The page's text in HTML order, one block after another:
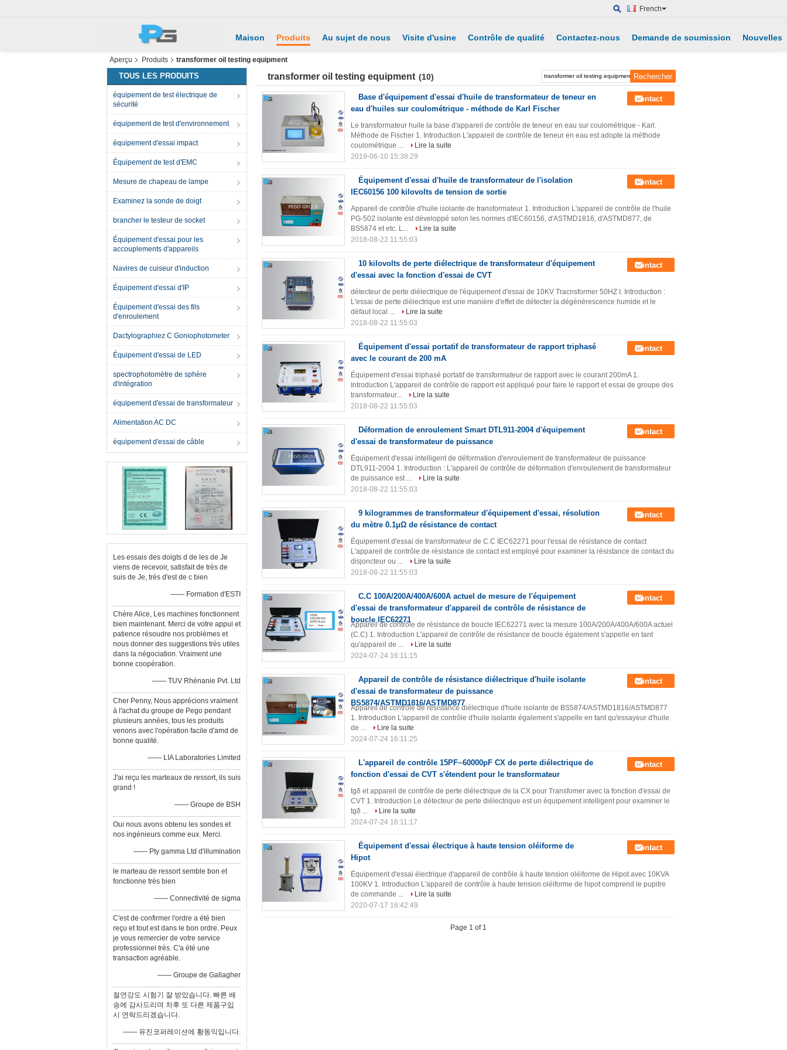
French
Maison Produits Au sujet de nous Visite d'usine Contrôle de qualité Contactez-nous Demande de soumission Nouvelles
Aperçu Produits transformer oil testing equipment
TOUS LES PRODUITS
équipement de test électrique de
sécurité
équipement de test d'environnement
équipement d'essai impact
Équipement de test d'EMC
Mesure de chapeau de lampe
Examinez la sonde de doigt
brancher le testeur de socket
Équipement d'essai pour les
accouplements d'appareils
Navires de cuiseur d'induction
Équipement d'essai d'IP
Équipement d'essai des fils
d'enroulement
Dactylographiez C Goniophotometer
Équipement d'essai de LED
spectrophotomètre de sphère
d'intégration
équipement d'essai de transformateur
Alimentation AC DC
équipement d'essai de câble
Les essais des doigts d de les de Je
viens de recevoir, satisfait de très de
suis de Je, très d'est de c bien
—— Formation d'ESTI
Chère Alice, Les machines fonctionnent
bien maintenant. Merci de votre appui et
patience résoudre nos problèmes et
nous donner des suggestions très utiles
dans la négociation. Vraiment une
bonne coopération.
—— TUV Rhénanie Pvt. Ltd
Cher Penny, Nous apprécions vraiment
à l'achat du groupe de Pego pendant
plusieurs années, tous les produits
venons avec l'opération facile d'amd de
bonne qualité.
—— LIA Laboratories Limited
J'ai reçu les marteaux de ressort, ils suis
grand !
—— Groupe de BSH
Oui nous avons obtenu les sondes et
nos ingénieurs comme eux. Merci.
—— Pty gamma Ltd d'illumination
le marteau de ressort semble bon et
fonctionne très bien
—— Connectivité de sigma
C'est de confirmer l'ordre a été bien
reçu et tout est dans le bon ordre. Peux
je vous remercier de votre service
professionnel très. C'a été une
transaction agréable.
—— Groupe de Gallagher
절연강도 시험기 잘 받았습니다. 빠른 배
송에 감사드리며 차후 또 다른 제품구입
시 연락드리겠습니다.
—— 유진코퍼레이션에 황동익입니다.
transformer oil testing equipment (10)
Base d'équipement d'essai d'huile de transformateur de teneur en
eau d'huiles sur coulométrique - méthode de Karl Fischer
Contact
Le transformateur huile la base d'appareil de contrôle de teneur en eau sur coulométrique - Karl.
Méthode de Fischer 1. Introduction L'appareil de contrôle de teneur en eau est adopte la méthode
coulométrique ...
Lire la suite
2019-06-10 15:38:29
Équipement d'essai d'huile de transformateur de l'isolation
IEC60156 100 kilovolts de tension de sortie
Contact
Appareil de contrôle d'huile isolante de transformateur 1. Introduction L'appareil de contrôle de l'huile
PG-502 isolante est développé selon les normes d'IEC60156, d'ASTMD1816, d'ASTMD877, de
BS5874 et etc. L...
Lire la suite
2018-08-22 11:55:03
10 kilovolts de perte diélectrique de transformateur d'équipement
d'essai avec la fonction d'essai de CVT
Contact
détecteur de perte diélectrique de l'équipement d'essai de 10KV Tracnsformer 50HZ I. Introduction :
L'essai de perte diélectrique est une manière d'effet de détecter la dégénérescence humide et le
défaut local ...
Lire la suite
2018-08-22 11:55:03
Équipement d'essai portatif de transformateur de rapport triphasé
avec le courant de 200 mA
Contact
Équipement d'essai triphasé portatif de transformateur de rapport avec le courant 200mA 1.
Introduction L'appareil de contrôle de rapport est appliqué pour faire le rapport et essai de groupe des
transformateur...
Lire la suite
2018-08-22 11:55:03
Déformation de enroulement Smart DTL911-2004 d'équipement
d'essai de transformateur de puissance
Contact
Équipement d'essai intelligent de déformation d'enroulement de transformateur de puissance
DTL911-2004 1. Introduction : L'appareil de contrôle de déformation d'enroulement de transformateur
de puissance est ...
Lire la suite
2018-08-22 11:55:03
9 kilogrammes de transformateur d'équipement d'essai, résolution
du mètre 0.1μΩ de résistance de contact
Contact
Équipement d'essai de transformateur de C.C IEC62271 pour l'essai de résistance de contact
L'appareil de contrôle de résistance de contact est employé pour examiner la résistance de contact du
disjoncteur ou ...
Lire la suite
2018-08-22 11:55:03
C.C 100A/200A/400A/600A actuel de mesure de l'équipement
d'essai de transformateur d'appareil de contrôle de résistance de
boucle IEC62271
Contact
Appareil de contrôle de résistance de boucle IEC62271 avec la mesure 100A/200A/400A/600A actuel
(C.C) 1. Introduction L'appareil de contrôle de résistance de boucle également s'appelle en tant
qu'appareil de ...
Lire la suite
2024-07-24 16:11:15
Appareil de contrôle de résistance diélectrique d'huile isolante
d'essai de transformateur de puissance
BS5874/ASTMD1816/ASTMD877
Contact
Appareil de contrôle de résistance diélectrique d'huile isolante de BS5874/ASTMD1816/ASTMD877
1. Introduction L'appareil de contrôle d'huile isolante également s'appelle en tant qu'essayeur d'huile
de ...
Lire la suite
2024-07-24 16:11:25
L'appareil de contrôle 15PF~60000pF CX de perte diélectrique de
fonction d'essai de CVT s'étendent pour le transformateur
Contact
tgδ et appareil de contrôle de perte diélectrique de la CX pour Transfomer avec la fonction d'essai de
CVT 1. Introduction Le détecteur de perte diélectrique est un équipement intelligent pour examiner le
tgδ ...
Lire la suite
2024-07-24 16:11:17
Équipement d'essai électrique à haute tension oléiforme de
Hipot
Contact
Équipement d'essai électrique d'appareil de contrôle à haute tension oléiforme de Hipot avec 10KVA
100KV 1. Introduction L'appareil de contrôle à haute tension oléiforme de hipot comprend le pupitre
de commande ...
Lire la suite
2020-07-17 16:42:49
Page 1 of 1